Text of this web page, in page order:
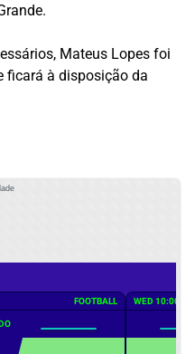
Mateus Lopes foi
ficará à disposição da